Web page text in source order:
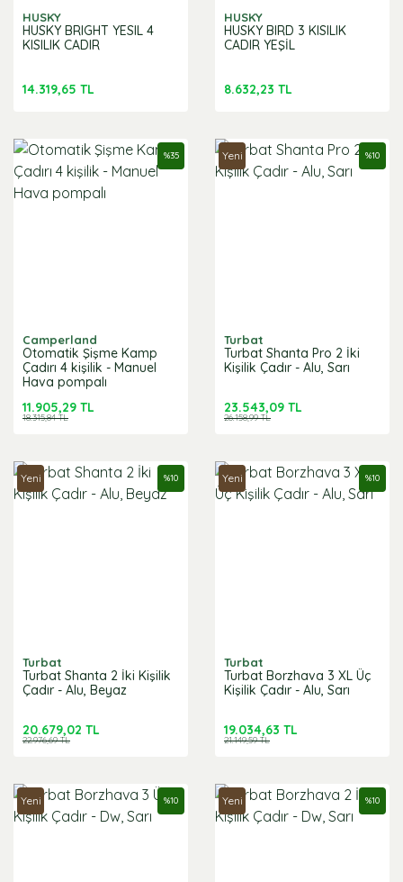
HUSKY
HUSKY BRIGHT YESIL 4
KISILIK CADIR
14.319,65 TL
HUSKY
HUSKY BIRD 3 KISILIK
CADIR YEŞİL
8.632,23 TL
Camperland
Otomatik Şişme Kamp
Çadırı 4 kişilik - Manuel
Hava pompalı
%35
11.905,29 TL
18.315,84 TL
Yeni
Turbat
Turbat Shanta Pro 2 İki
Kişilik Çadır - Alu, Sarı
%10
23.543,09 TL
26.158,99 TL
Yeni
Turbat
Turbat Shanta 2 İki Kişilik
Çadır - Alu, Beyaz
%10
20.679,02 TL
22.976,69 TL
Yeni
Turbat
Turbat Borzhava 3 XL Üç
Kişilik Çadır - Alu, Sarı
%10
19.034,63 TL
21.149,59 TL
Yeni %10 Yeni %10